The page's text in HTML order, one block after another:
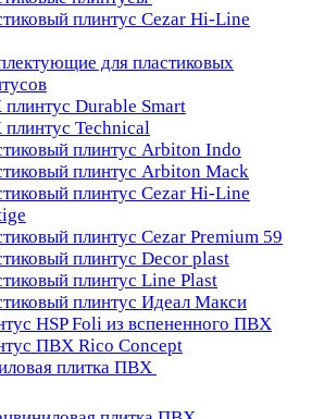
плинтус Cezar Hi-Line
для пластиковых
Durable Smart
Technical
плинтус Arbiton Indo
плинтус Arbiton Mack
плинтус Cezar Hi-Line
плинтус Cezar Premium 59
плинтус Decor plast
плинтус Line Plast
плинтус Идеал Макси
HSP Foli из вспененного ПВХ
ПВХ Rico Concept
плитка ПВХ